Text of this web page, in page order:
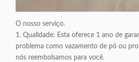
O nosso serviço.
1. Qualidade: Esta oferece 1 ano de
problema como vazamento de pó ou
nós reembolsamos para você.